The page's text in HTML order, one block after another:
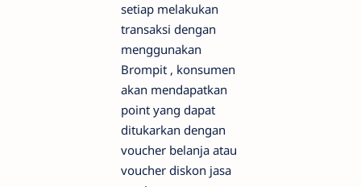
setiap melakukan
transaksi dengan
menggunakan
Brompit , konsumen
akan mendapatkan
point yang dapat
ditukarkan dengan
voucher belanja atau
voucher diskon jasa